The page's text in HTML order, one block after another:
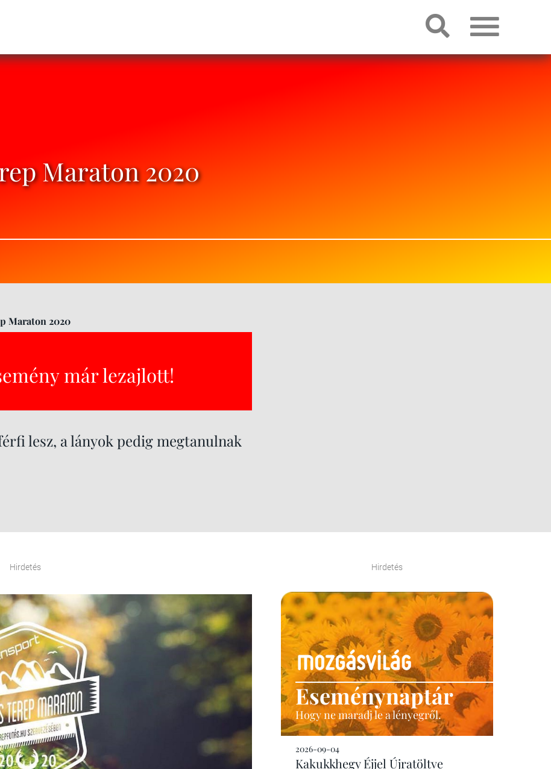
Maraton 2020
Maraton 2020
már lezajlott!
lesz, a lányok pedig megtanulnak
Hirdetés Hirdetés
Eseménynaptár
Hogy ne maradj le a lényegről.
2026-09-04
Kakukkhegy Éjjel Újratöltve